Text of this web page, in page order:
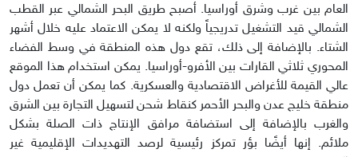
العام بين غرب وشرق أوراسيا. أصبح طريق البحر الشمالي عبر القطب
الشمالي قيد التشغيل تدريجياً ولكنه لا يمكن الاعتماد عليه خلال أشهر
الشتاء. بالإضافة إلى ذلك، تقع دول هذه المنطقة في وسط الفضاء
المحوري ثلاثي القارات بين الأفرو-أوراسيا. يمكن استخدام هذا الموقع
عالي القيمة للأغراض الاقتصادية والعسكرية. كما يمكن أن تعمل دول
منطقة خليج عدن والبحر الأحمر كنقاط شحن لتسهيل التجارة بين الشرق
والغرب بالإضافة إلى استضافة مرافق الإنتاج ذات الصلة بشكل
ملائم. إنها أيضًا بؤر تمركز رئيسية لرصد التهديدات الإقليمية غير